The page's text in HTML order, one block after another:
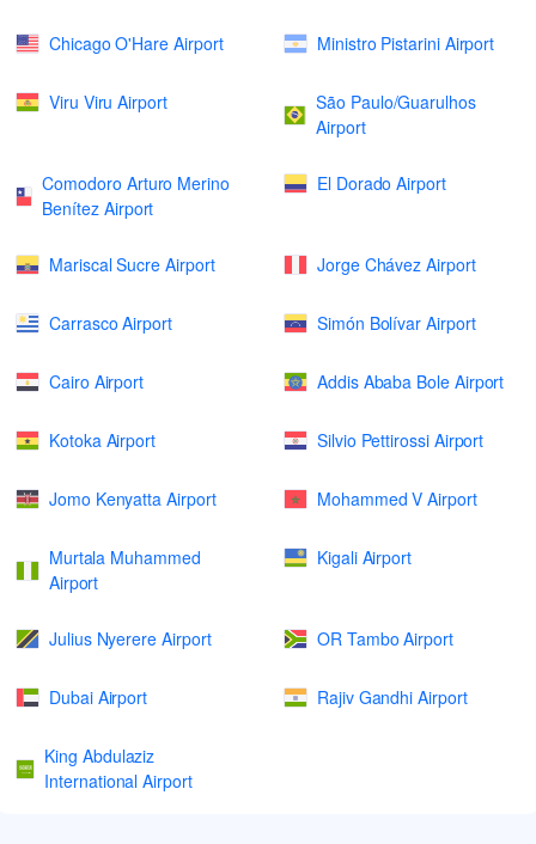
Chicago O'Hare Airport Ministro Pistarini Airport
Viru Viru Airport
São Paulo/Guarulhos
Airport
Comodoro Arturo Merino
Benítez Airport
El Dorado Airport
Mariscal Sucre Airport Jorge Chávez Airport
Carrasco Airport Simón Bolívar Airport
Cairo Airport Addis Ababa Bole Airport
Kotoka Airport Silvio Pettirossi Airport
Jomo Kenyatta Airport Mohammed V Airport
Murtala Muhammed
Airport
Kigali Airport
Julius Nyerere Airport OR Tambo Airport
Dubai Airport Rajiv Gandhi Airport
King Abdulaziz
International Airport